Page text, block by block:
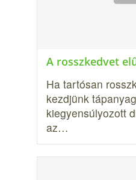
A rosszkedvet
Ha tartósan
kezdjünk
kiegyensúlyozott
az…